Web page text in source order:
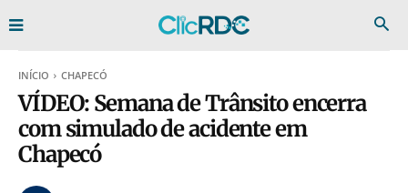
INÍCIO CHAPECÓ
VÍDEO: Semana de Trânsito encerra
com simulado de acidente em
Chapecó